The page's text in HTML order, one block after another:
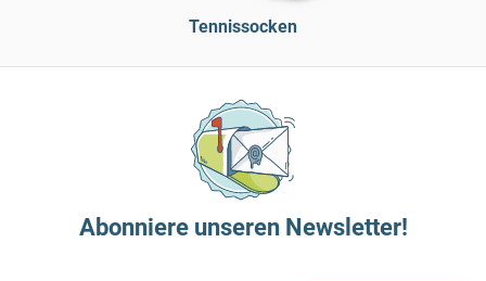
Tennissocken
Abonniere unseren Newsletter!